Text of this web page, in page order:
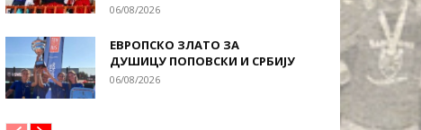
06/08/2026
ЕВРОПСКО ЗЛАТО ЗА
ДУШИЦУ ПОПОВСКИ И СРБИЈУ
06/08/2026